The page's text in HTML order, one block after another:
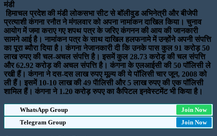
मंडी
हिमाचल प्रदेश की मंडी लोकसभा सीट से बॉलीवुड अभिनेत्री और बीजेपी
प्रत्याशी कंगना रनौत ने मंगलवार को अपना नामांकन दाखिल किया। चुनाव
आयोग में जमा कराए गए शपथ पत्र के जरिए कंगनन की आय की जानकारी
सामने आई है। नामांकन पत्र के साथ दाखिल हलफनामे में उन्‍होंने अपनी संपत्ति
का पूरा ब्‍यौरा दिया है। कंगना नेजानकारी दी कि उनके पास कुल 91 करोड़ 50
लाख रुपए की चल-अचल संपत्ति है। इसमें कुल 28.73 करोड़ की चल संपत्ति
और 62.92 करोड़ की अचल संपत्ति है। कंगना के एलआईसी की 50 पॉलिसी ले
रखी हैं। कंगना ने दस-दस लाख रुपए मूल्य की ये पॉलिसी चार जून, 2008 को
ली हैं। इसमें 10-10 लाख की 49 पॅालिसी और 5 लाख रुपए की एक पॉलिसी
शामिल हैं। कंगना ने 1.20 करोड़ रुपए का कैपिटल इनवेस्टमेंट भी किया है।
WhatsApp Group
Join Now
Telegram Group
Join Now